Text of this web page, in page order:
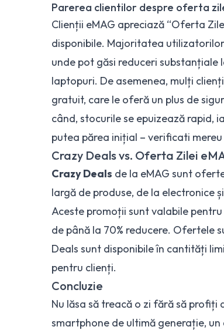
Parerea clientilor despre oferta
Clienții eMAG apreciază “Oferta
disponibile. Majoritatea
unde pot găsi reduceri substanțiale
laptopuri. De asemenea, mulți
gratuit, care le oferă un plus de
când, stocurile se epuizează rapid,
putea părea inițial – verificati
Crazy Deals vs. Oferta Zilei
Crazy Deals de la eMAG sunt
largă de produse, de la electronice
Aceste promoții sunt valabile
de până la 70% reducere. Ofertele
Deals sunt disponibile în cantități
pentru clienți.
Concluzie
Nu lăsa să treacă o zi fără să profiți
smartphone de ultimă generație,